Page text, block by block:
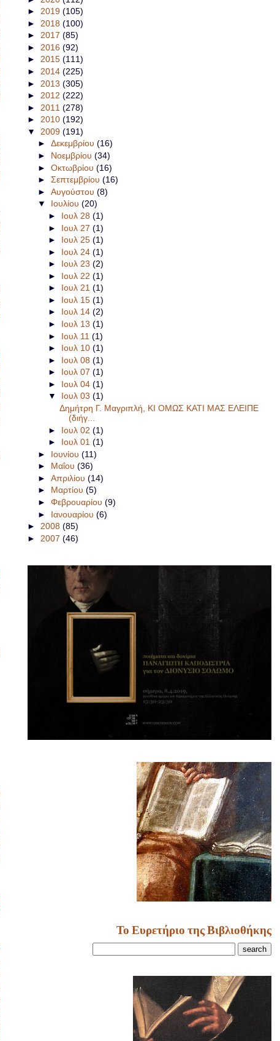
► 2019 (105)
► 2018 (100)
► 2017 (85)
► 2016 (92)
► 2015 (111)
► 2014 (225)
► 2013 (305)
► 2012 (222)
► 2011 (278)
► 2010 (192)
▼ 2009 (191)
► Δεκεμβρίου (16)
► Νοεμβρίου (34)
► Οκτωβρίου (16)
► Σεπτεμβρίου (16)
► Αυγούστου (8)
▼ Ιουλίου (20)
► Ιουλ 28(1)
► Ιουλ 27(1)
► Ιουλ 25(1)
► Ιουλ 24(1)
► Ιουλ 23(2)
► Ιουλ 22(1)
► Ιουλ 21(1)
► Ιουλ 15(1)
► Ιουλ 14(2)
► Ιουλ 13(1)
► Ιουλ 11(1)
► Ιουλ 10(1)
► Ιουλ 08(1)
► Ιουλ 07(1)
► Ιουλ 04(1)
▼ Ιουλ 03(1)
Δημήτρη Γ. Μαγριπλή, ΚΙ ΟΜΩΣ ΚΑΤΙ ΜΑΣ ΕΛΕΙΠΕ
(διήγ...
► Ιουλ 02(1)
► Ιουλ 01(1)
► Ιουνίου (11)
► Μαΐου (36)
► Απριλίου (14)
► Μαρτίου (5)
► Φεβρουαρίου (9)
► Ιανουαρίου (6)
► 2008 (85)
► 2007 (46)
Το Ευρετήριο της Βιβλιοθήκης